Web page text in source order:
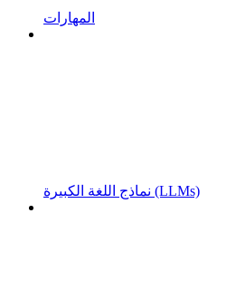
المهارات
نماذج اللغة الكبيرة (LLMs)